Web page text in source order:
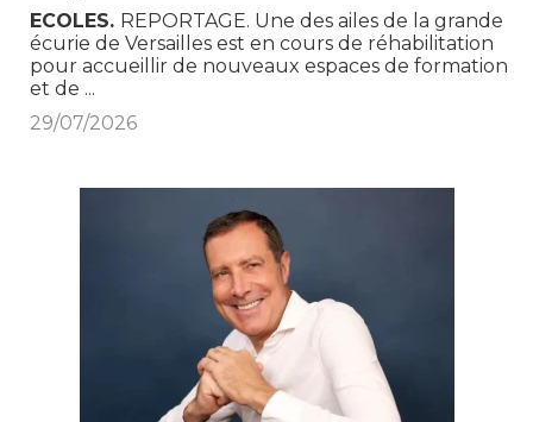
ECOLES REPORTAGE. Une des ailes de la grande
écurie de Versailles est en cours de réhabilitation
pour accueillir de nouveaux espaces de formation
et de ...
29/07/2026